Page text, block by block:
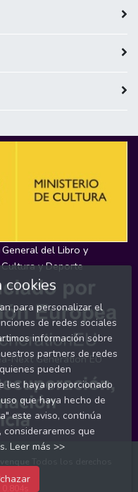
del Libro y
y Deporte
Next Generation EU
para personalizar el
de redes sociales
información sobre
partners de redes
pueden
les haya proporcionado
que haya hecho de
este aviso, continúa
que
Leer más >>